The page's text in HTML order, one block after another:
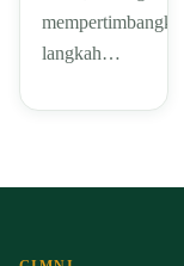
mempertimbangkan
langkah…